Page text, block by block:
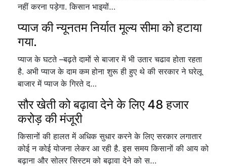
नहीं करना पड़ेगा. किसान भाइयों…
प्याज की न्यूनतम निर्यात मूल्य सीमा को हटाया
गया.
प्याज के घटते –बढ़ते दामों से बाजार में भी उतार चढाव होता रहता
है. अभी प्याज के दाम कम होना शुरू ही हुए थे की सरकार ने घरेलू
बाजार में प्याज के गिरते द…
सौर खेती को बढ़ावा देने के लिए 48 हजार
करोड़ की मंजूरी
किसानों की हालत में अधिक सुधार करने के लिए सरकार लगातार
कोई न कोई योजना लेकर आ रही है. इस समय किसानों की आय को
बढ़ाना और सोलर सिस्टम को बढ़ावा देने को स…